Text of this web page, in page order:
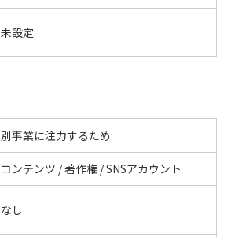
未設定
別事業に注力するため
コンテンツ / 著作権 / SNSアカウント
なし